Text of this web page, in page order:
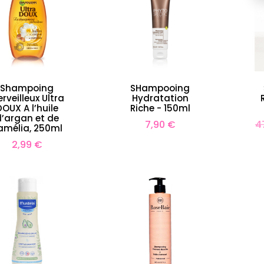
Greyl Masque fleur
jasmin - 200ml
de
base
Shampoing
Ultra
A l’huile
et de
250ml
Prix
2,99 €
SHampooing
Hydratation
Riche - 150ml
Prix
7,90 €